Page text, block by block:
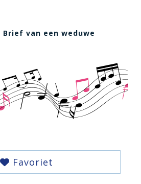
Brief van een weduwe
Favoriet